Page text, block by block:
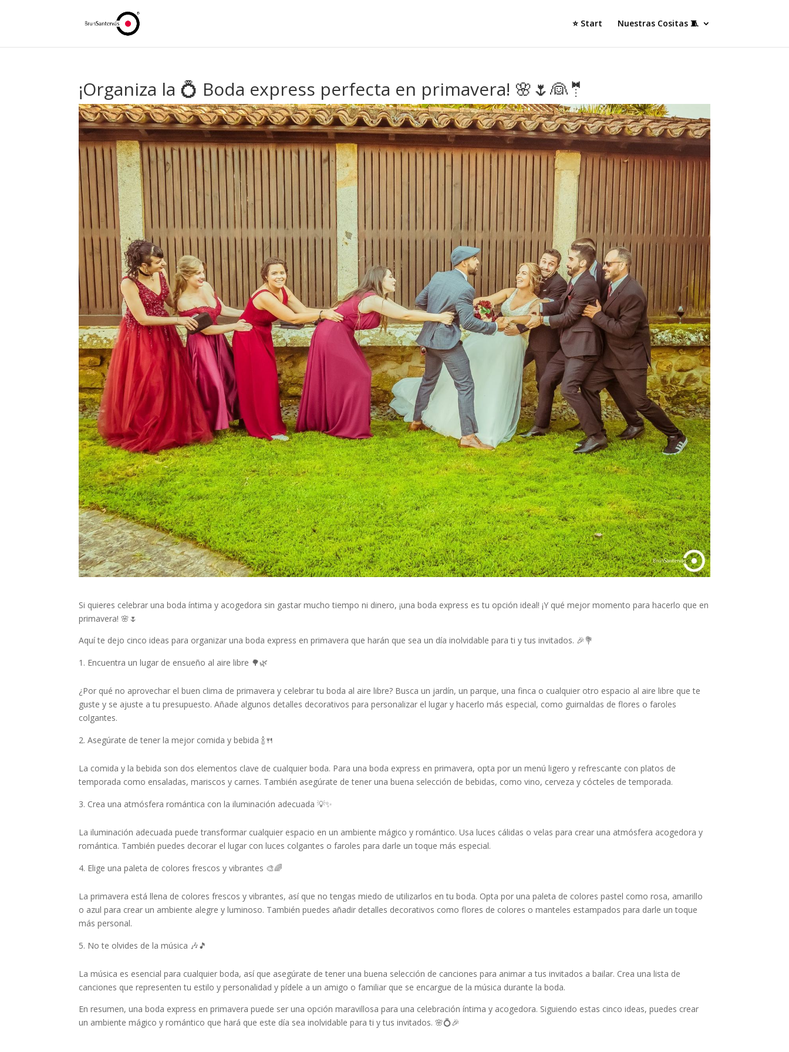
⭐ Start Nuestras Cositas 🧵
¡Organiza la 💍 Boda express perfecta en primavera! 🌸🌷👰🤵
Si quieres celebrar una boda íntima y acogedora sin gastar mucho tiempo ni dinero, ¡una boda express es tu opción ideal! ¡Y qué mejor momento para hacerlo que en
primavera! 🌸🌷
Aquí te dejo cinco ideas para organizar una boda express en primavera que harán que sea un día inolvidable para ti y tus invitados. 🎉💐
Encuentra un lugar de ensueño al aire libre 🌳🌿
¿Por qué no aprovechar el buen clima de primavera y celebrar tu boda al aire libre? Busca un jardín, un parque, una finca o cualquier otro espacio al aire libre que te
guste y se ajuste a tu presupuesto. Añade algunos detalles decorativos para personalizar el lugar y hacerlo más especial, como guirnaldas de flores o faroles
colgantes.
Asegúrate de tener la mejor comida y bebida 🍾🍴
La comida y la bebida son dos elementos clave de cualquier boda. Para una boda express en primavera, opta por un menú ligero y refrescante con platos de
temporada como ensaladas, mariscos y carnes. También asegúrate de tener una buena selección de bebidas, como vino, cerveza y cócteles de temporada.
Crea una atmósfera romántica con la iluminación adecuada 💡✨
La iluminación adecuada puede transformar cualquier espacio en un ambiente mágico y romántico. Usa luces cálidas o velas para crear una atmósfera acogedora y
romántica. También puedes decorar el lugar con luces colgantes o faroles para darle un toque más especial.
Elige una paleta de colores frescos y vibrantes 🎨🌈
La primavera está llena de colores frescos y vibrantes, así que no tengas miedo de utilizarlos en tu boda. Opta por una paleta de colores pastel como rosa, amarillo
o azul para crear un ambiente alegre y luminoso. También puedes añadir detalles decorativos como flores de colores o manteles estampados para darle un toque
más personal.
No te olvides de la música 🎶🎵
La música es esencial para cualquier boda, así que asegúrate de tener una buena selección de canciones para animar a tus invitados a bailar. Crea una lista de
canciones que representen tu estilo y personalidad y pídele a un amigo o familiar que se encargue de la música durante la boda.
En resumen, una boda express en primavera puede ser una opción maravillosa para una celebración íntima y acogedora. Siguiendo estas cinco ideas, puedes crear
un ambiente mágico y romántico que hará que este día sea inolvidable para ti y tus invitados. 🌸💍🎉